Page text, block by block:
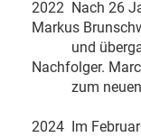
2022 Nach 26
Markus
und übergab
Nachfolger.
zum neuen
2024 Im